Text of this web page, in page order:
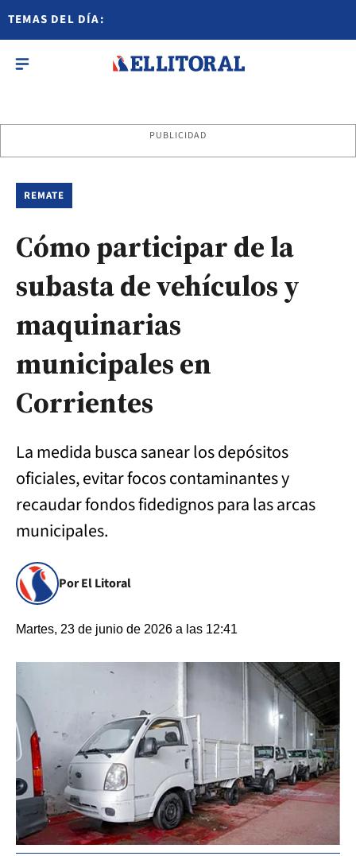
TEMAS DEL DÍA:
PUBLICIDAD
REMATE
Cómo participar de la
subasta de vehículos y
maquinarias
municipales en
Corrientes
La medida busca sanear los depósitos
oficiales, evitar focos contaminantes y
recaudar fondos fidedignos para las arcas
municipales.
Por El Litoral
Martes, 23 de junio de 2026 a las 12:41